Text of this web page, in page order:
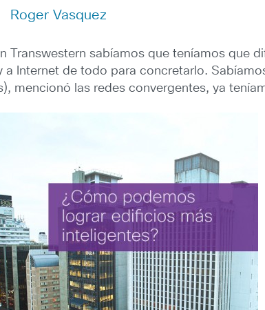
Roger Vasquez
Transwestern sabíamos que teníamos que
Internet de todo para concretarlo.
mencionó las redes convergentes, ya